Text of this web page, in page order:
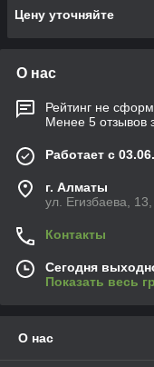
Цену уточняйте
О нас
Рейтинг не
Менее 5 отзывов
Работает с
г. Алматы
ул. Егизбаева,
Контакты
Сегодня
Показать весь
О нас